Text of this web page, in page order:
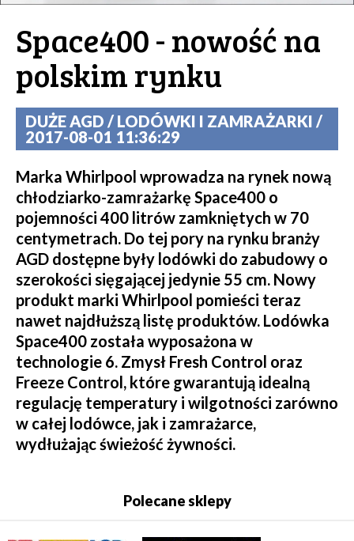
Space400 - nowość na
polskim rynku
DUŻE AGD / LODÓWKI I ZAMRAŻARKI /
2017-08-01 11:36:29
Marka Whirlpool wprowadza na rynek nową
chłodziarko-zamrażarkę Space400 o
pojemności 400 litrów zamkniętych w 70
centymetrach. Do tej pory na rynku branży
AGD dostępne były lodówki do zabudowy o
szerokości sięgającej jedynie 55 cm. Nowy
produkt marki Whirlpool pomieści teraz
nawet najdłuższą listę produktów. Lodówka
Space400 została wyposażona w
technologie 6. Zmysł Fresh Control oraz
Freeze Control, które gwarantują idealną
regulację temperatury i wilgotności zarówno
w całej lodówce, jak i zamrażarce,
wydłużając świeżość żywności.
Polecane sklepy